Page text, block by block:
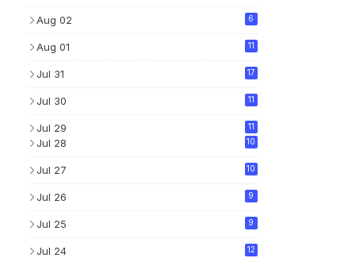
Aug 02 6
Aug 01 11
Jul 31 17
Jul 30 11
Jul 29 11
Jul 28 10
Jul 27 10
Jul 26 9
Jul 25 9
Jul 24 12